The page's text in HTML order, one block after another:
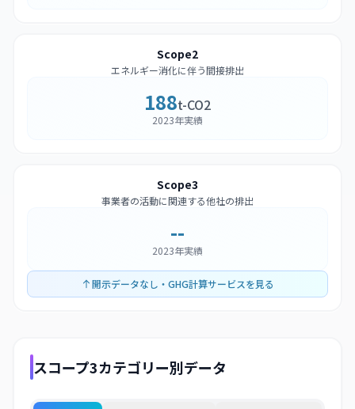
Scope2
エネルギー消化に伴う間接排出
188t-CO2
2023年実績
Scope3
事業者の活動に関連する他社の排出
--
2023年実績
開示データなし・GHG計算サービスを見る
スコープ3カテゴリー別データ